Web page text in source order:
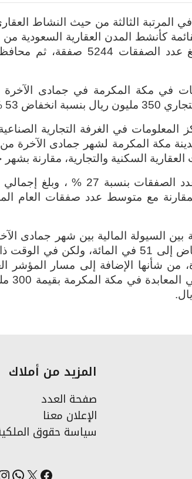
المرتبة الثالثة من حيث النشاط
كأنشط المدن العقارية السعودية
السكنية أو التجارية إذ بلغ عدد
المعلومات في الغرفة التجارية
مكة المكرمة لشهر جمادى الآخرة
السكنية والتجارية، مقارنة بشهر
وأشار التقرير لانخفاض عدد
صفقة، وبالمقارنة مع متوسط عدد صفقات
بين السيولة المالية بين شهر جمادى
العام، وصلت نسبة الانخفاض إلى 51 في
من شأنها الإضافة إلى مسار المؤشر
.
المزيد من أملاك
صفحة العدد
الإعلان معنا
سياسة حقوق